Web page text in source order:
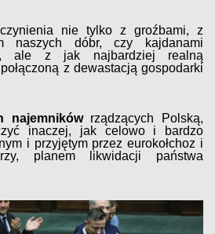
nie tylko z groźbami, z
naszych dóbr, czy kajdanami
ale z jak najbardziej realną
z dewastacją gospodarki
najemnikówrządzących Polską,
inaczej, jak celowo i bardzo
i przyjętym przez eurokołchoz i
planem likwidacji państwa